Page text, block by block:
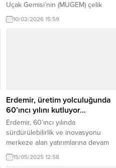
Uçak Gemisi’nin (MUGEM) çelik
ihtiyacı, Türkiye’nin lider entegre
çelik üreticisi OYAK şirketi Erdemir
uçak gemisi MUGEM Projesi...
10/02/2026 15:59
Erdemir, üretim yolculuğunda
60’ıncı yılını kutluyor…
Erdemir, 60’ıncı yılında
sürdürülebilirlik ve inovasyonu
merkeze alan yatırımlarına devam
ediyor...
15/05/2025 12:58